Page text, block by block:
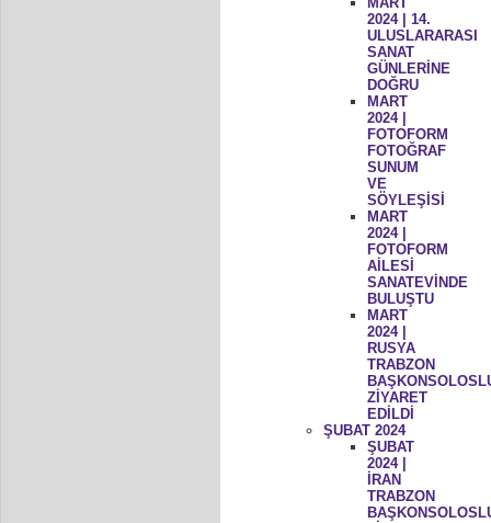
2024 | 14.
ULUSLARARASI
SANAT
GÜNLERİNE
DOĞRU
MART
2024 |
FOTOFORM
FOTOĞRAF
SUNUM
VE
SÖYLEŞİSİ
MART
2024 |
FOTOFORM
AİLESİ
SANATEVİNDE
BULUŞTU
MART
2024 |
RUSYA
TRABZON
ZİYARET
EDİLDİ
ŞUBAT 2024
ŞUBAT
2024 |
İRAN
TRABZON